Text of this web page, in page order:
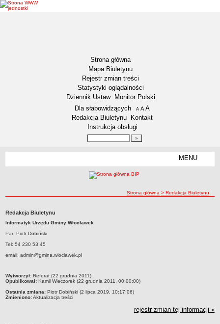
Strona główna
Mapa Biuletynu
Rejestr zmian treści
Statystyki oglądalności
Dziennik Ustaw
Monitor Polski
Menu dodatkowe
Dla słabowidzących A pomniejsz czcionkę
A standardowy rozmiar czcionki
A
Redakcja Biuletynu
Kontakt
Instrukcja obsługi
MENU
Skład Rady
Komisje Rady Gminy
Protokoły z sesji
Oświadczenia majątkowe
ścieżka nawigacji
Strona główna > Redakcja Biuletynu
Redakcja Biuletynu
Informatyk Urzędu Gminy Włocławek
Pan Piotr Dobiński
Tel: 54 230 53 45
email: admin@gmina.wloclawek.pl
metryczka
Wytworzył: Referat (22 grudnia 2011)
Opublikował: Kamil Wieczorek (22 grudnia 2011, 00:00:00)
Ostatnia zmiana: Piotr Dobiński (2 lipca 2019, 10:17:06)
Zmieniono:Aktualizacja treści
rejestr zmian tej informacji »